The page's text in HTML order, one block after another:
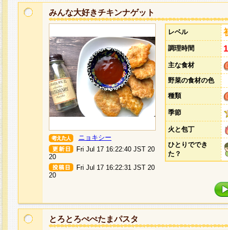
みんな大好きチキンナゲット
ニョキシー
Fri Jul 17 16:22:40 JST 20
20
Fri Jul 17 16:22:31 JST 20
20
レベル
調理時間
主な食材
野菜の食材の色
種類
季節
火と包丁
ひとりででき
た？
とろとろぺぺたまパスタ